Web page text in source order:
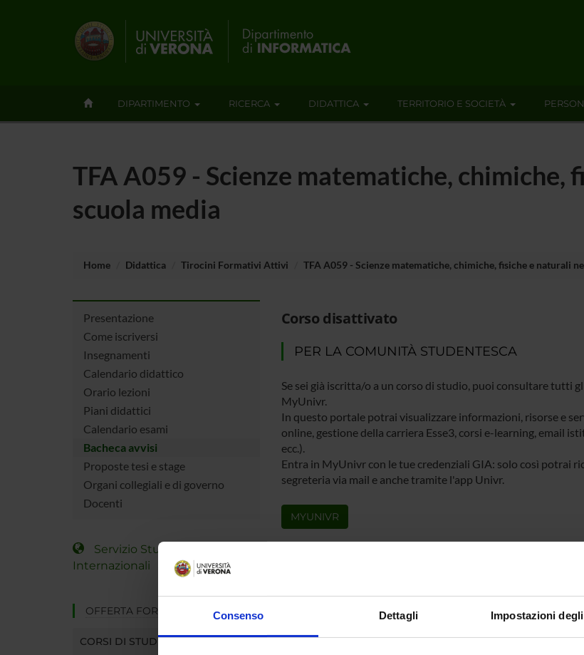
Consenso Dettagli Impostazioni
DIPARTIMENTO RICERCA DIDATTICA TERRITORIO E SOCIETÀ
TFA A059 - Scienze matematiche, chimiche,
scuola media
Home Didattica Tirocini Formativi Attivi TFA A059 - Scienze matematiche, chimiche, fisiche e naturali
Presentazione
Come iscriversi
Insegnamenti
Calendario didattico
Orario lezioni
Piani didattici
Calendario esami
Bacheca avvisi
Proposte tesi e stage
Organi collegiali e di governo
Docenti
Servizio Studenti
Internazionali
OFFERTA FORMATIVA
CORSI DI STUDIO
Corso disattivato
PER LA COMUNITÀ STUDENTESCA
Se sei già iscritta/o a un corso di studio, puoi consultare tutti
MyUnivr.
In questo portale potrai visualizzare informazioni, risorse e
online, gestione della carriera Esse3, corsi e-learning, email
ecc.).
Entra in MyUnivr con le tue credenziali GIA: solo così potrai
segreteria via mail e anche tramite l'app Univr.
MYUNIVR